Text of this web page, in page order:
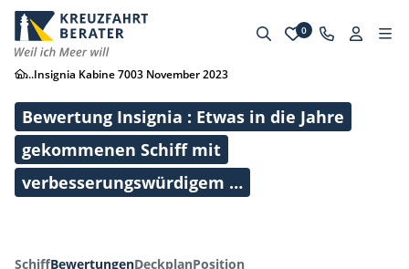
0
...Insignia Kabine 7003 November 2023
Bewertung Insignia : Etwas in die Jahre
gekommenen Schiff mit
verbesserungswürdigem …
SchiffBewertungenDeckplanPosition